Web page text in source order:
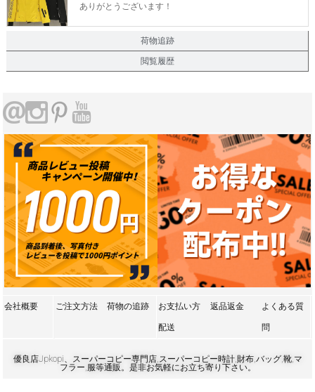
荷物追跡
閲覧履歴
ありがとうございます！
会社概要 ご注文方法 荷物の追跡 お支払い方
配送
返品返金 よくある質
問
優良店Jpkopi、スーパーコピー専門店,スーパーコピー時計,財布,バッグ,靴,マ
フラー,服等通販。是非お気軽にお立ち寄り下さい。